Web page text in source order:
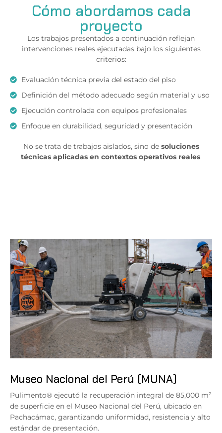
Cómo abordamos cada
proyecto
Los trabajos presentados a continuación reflejan
intervenciones reales ejecutadas bajo los siguientes
criterios:
Evaluación técnica previa del estado del piso
Definición del método adecuado según material y uso
Ejecución controlada con equipos profesionales
Enfoque en durabilidad, seguridad y presentación
No se trata de trabajos aislados, sino de soluciones
técnicas aplicadas en contextos operativos reales.
Museo Nacional del Perú (MUNA)
Pulimento® ejecutó la recuperación integral de 85,000 m²
de superficie en el Museo Nacional del Perú, ubicado en
Pachacámac, garantizando uniformidad, resistencia y alto
estándar de presentación.